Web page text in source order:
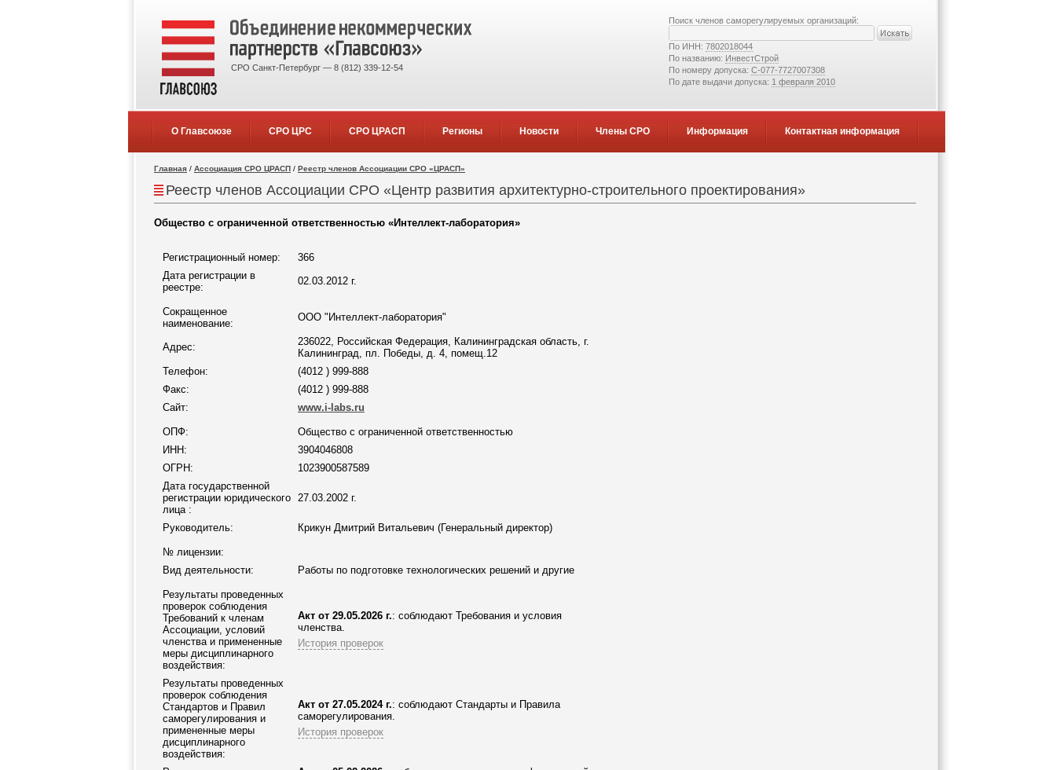
СРО Санкт-Петербург — 8 (812) 339-12-54
Поиск членов саморегулируемых организаций:
По ИНН: 7802018044
По названию: ИнвестСтрой
По номеру допуска: С-077-7727007308
По дате выдачи допуска: 1 февраля 2010
О Главсоюзе СРО ЦРС СРО ЦРАСП Регионы Новости Члены СРО Информация Контактная информация
Главная / Ассоциация СРО ЦРАСП / Реестр членов Ассоциации СРО «ЦРАСП»
Реестр членов Ассоциации СРО «Центр развития архитектурно-строительного проектирования»
Общество с ограниченной ответственностью «Интеллект-лаборатория»
Регистрационный номер:
366
Дата регистрации в
реестре:
02.03.2012 г.
Сокращенное
наименование:
ООО "Интеллект-лаборатория"
Адрес:
236022, Российская Федерация, Калининградская область, г.
Калининград, пл. Победы, д. 4, помещ.12
Телефон:
(4012 ) 999-888
Факс:
(4012 ) 999-888
Сайт:
www.i-labs.ru
ОПФ:
Общество с ограниченной ответственностью
ИНН:
3904046808
ОГРН:
1023900587589
Дата государственной
регистрации юридического
лица :
27.03.2002 г.
Руководитель: Крикун Дмитрий Витальевич (Генеральный директор)
№ лицензии:
Вид деятельности:
Работы по подготовке технологических решений и другие
Результаты проведенных
проверок соблюдения
Требований к членам
Ассоциации , условий
членства и примененные
меры дисциплинарного
воздействия:
Акт от 29.05.2026 г.: соблюдают Требования и условия
членства.
История проверок
Результаты проведенных
проверок соблюдения
Стандартов и Правил
саморегулирования и
примененные меры
дисциплинарного
воздействия:
Акт от 27.05.2024 г.: соблюдают Стандарты и Правила
саморегулирования.
История проверок